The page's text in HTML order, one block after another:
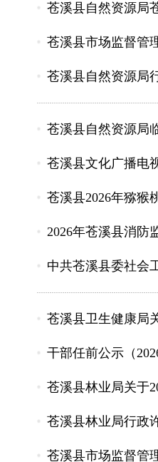
苍溪县自然资源局
苍溪县市场监督管
苍溪县自然资源局
苍溪县自然资源局
苍溪县文化广播电
苍溪县2026年猕猴
2026年苍溪县消防
中共苍溪县委社会
苍溪县卫生健康局
干部任前公示（
苍溪县林业局关于
苍溪县林业局行政
苍溪县市场监督管